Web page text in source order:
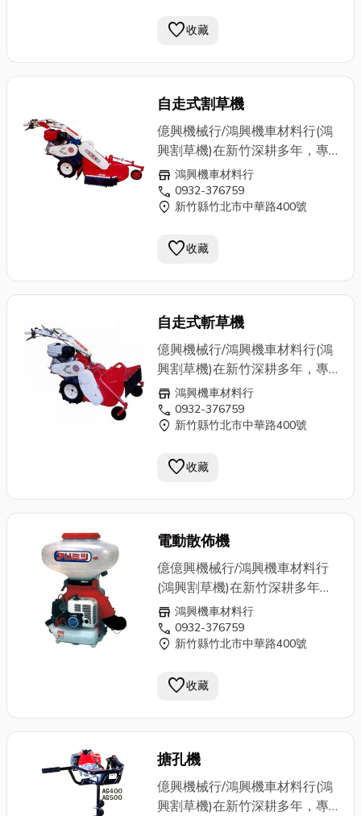
機、中耕機、引擎、鏈鋸、牧草
農用機械…等，無論新舊買賣或
老師傅，來一趟鴻興，解決您所
有的問題。歡迎電洽0932-
376759
favorite收藏
自走式割草機
億興機械行/鴻興機車材料行(鴻
興割草機)在新竹深耕多年，專
業批發零售農用機械器具設備、
園藝器具設備專用，各式割草
機、發電機、施肥機、抽水機
機、中耕機、引擎、鏈鋸、牧草
農用機械…等，無論新舊買賣或
老師傅，來一趟鴻興，解決您所
有的問題。歡迎電洽0932-
376759
store 鴻興機車材料行
call 0932-376759
location_on 新竹縣竹北市中華路400號
favorite收藏
自走式斬草機
億興機械行/鴻興機車材料行(鴻
興割草機)在新竹深耕多年，專
業批發零售農用機械器具設備、
園藝器具設備專用，各式割草
機、發電機、施肥機、抽水機
機、中耕機、引擎、鏈鋸、牧草
農用機械…等，無論新舊買賣或
老師傅，來一趟鴻興，解決您所
有的問題。歡迎電洽0932-
376759
store 鴻興機車材料行
call 0932-376759
location_on 新竹縣竹北市中華路400號
favorite收藏
電動散佈機
億億興機械行/鴻興機車材料行
(鴻興割草機)在新竹深耕多年，
專業批發零售農用機械器具設
備、園藝器具設備專用，各式割
草機、發電機、施肥機、抽水
剪枝機、中耕機、引擎、鏈鋸、
築、農用機械…等，無論新舊買
群的老師傅，來一趟鴻興，解決
您所有的問題。歡迎電洽0932-
376759
store 鴻興機車材料行
call 0932-376759
location_on 新竹縣竹北市中華路400號
favorite收藏
搪孔機
億興機械行/鴻興機車材料行(鴻
興割草機)在新竹深耕多年，專